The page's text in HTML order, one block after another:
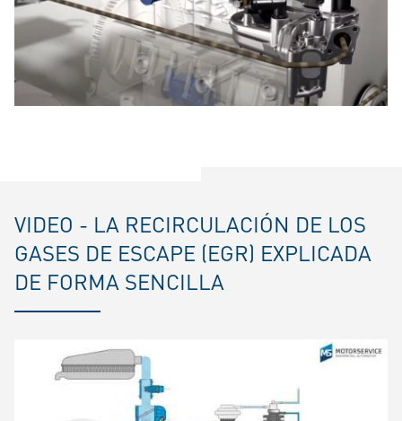
VIDEO - LA RECIRCULACIÓN DE LOS
GASES DE ESCAPE (EGR) EXPLICADA
DE FORMA SENCILLA